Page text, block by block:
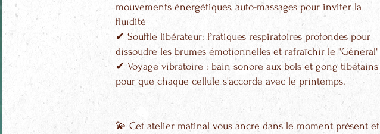
mouvements énergétiques, auto-massages pour inviter la
fluïdité
✔ Souffle libérateur: Pratiques respiratoires profondes pour
dissoudre les brumes émotionnelles et rafraîchir le "Général"
✔ Voyage vibratoire : bain sonore aux bols et gong tibétains
pour que chaque cellule s'accorde avec le printemps.
💫 Cet atelier matinal vous ancre dans le moment présent et